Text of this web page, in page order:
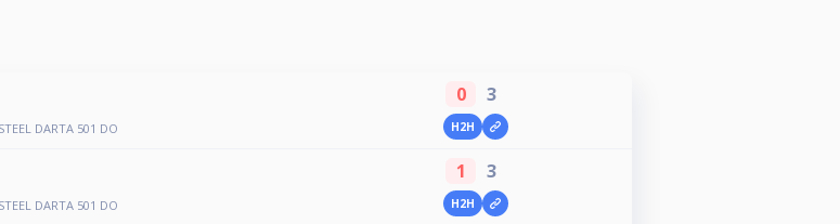
DARTA 501 DO
0 3
H2H
DARTA 501 DO
1 3
H2H